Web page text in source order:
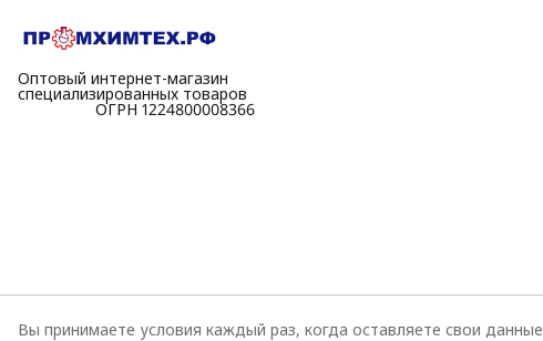
Оптовый интернет-магазин
специализированных товаров
⠀⠀⠀⠀⠀⠀⠀ОГРН 1224800008366
Вы принимаете условия каждый раз, когда оставляете свои